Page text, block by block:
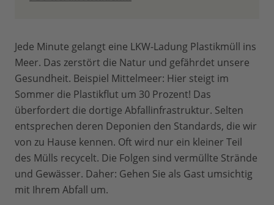
Jede Minute gelangt eine LKW-Ladung Plastikmüll ins
Meer. Das zerstört die Natur und gefährdet unsere
Gesundheit. Beispiel Mittelmeer: Hier steigt im
Sommer die Plastikflut um 30 Prozent! Das
überfordert die dortige Abfallinfrastruktur. Selten
entsprechen deren Deponien den Standards, die wir
von zu Hause kennen. Oft wird nur ein kleiner Teil
des Mülls recycelt. Die Folgen sind vermüllte Strände
und Gewässer. Daher: Gehen Sie als Gast umsichtig
mit Ihrem Abfall um.